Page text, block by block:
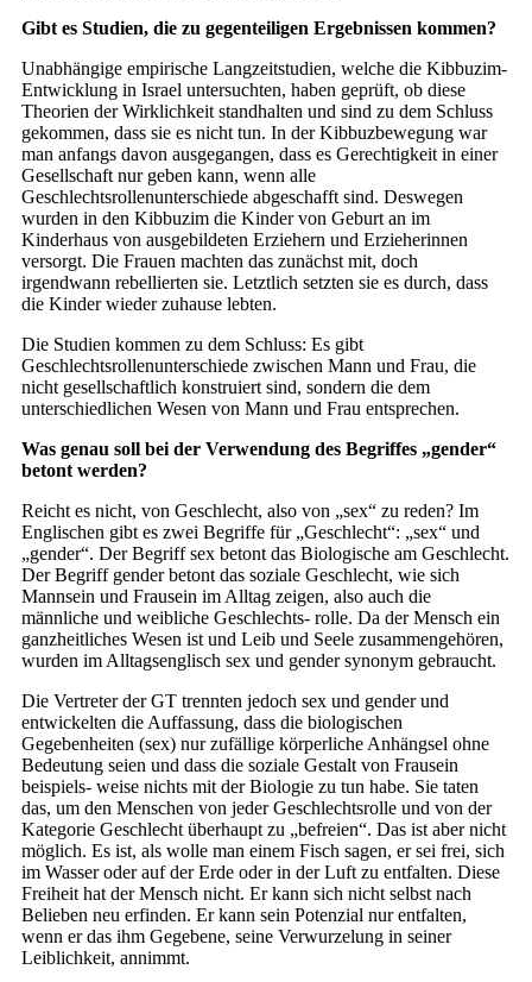
Gibt es Studien, die zu gegenteiligen Ergebnissen kommen?
Unabhängige empirische Langzeitstudien, welche die Kibbuzim-
Entwicklung in Israel untersuchten, haben geprüft, ob diese
Theorien der Wirklichkeit standhalten und sind zu dem Schluss
gekommen, dass sie es nicht tun. In der Kibbuzbewegung war
man anfangs davon ausgegangen, dass es Gerechtigkeit in einer
Gesellschaft nur geben kann, wenn alle
Geschlechtsrollenunterschiede abgeschafft sind. Deswegen
wurden in den Kibbuzim die Kinder von Geburt an im
Kinderhaus von ausgebildeten Erziehern und Erzieherinnen
versorgt. Die Frauen machten das zunächst mit, doch
irgendwann rebellierten sie. Letztlich setzten sie es durch, dass
die Kinder wieder zuhause lebten.
Die Studien kommen zu dem Schluss: Es gibt
Geschlechtsrollenunterschiede zwischen Mann und Frau, die
nicht gesellschaftlich konstruiert sind, sondern die dem
unterschiedlichen Wesen von Mann und Frau entsprechen.
Was genau soll bei der Verwendung des Begriffes „gender“
betont werden?
Reicht es nicht, von Geschlecht, also von „sex“ zu reden? Im
Englischen gibt es zwei Begriffe für „Geschlecht“: „sex“ und
„gender“. Der Begriff sex betont das Biologische am Geschlecht.
Der Begriff gender betont das soziale Geschlecht, wie sich
Mannsein und Frausein im Alltag zeigen, also auch die
männliche und weibliche Geschlechts- rolle. Da der Mensch ein
ganzheitliches Wesen ist und Leib und Seele zusammengehören,
wurden im Alltagsenglisch sex und gender synonym gebraucht.
Die Vertreter der GT trennten jedoch sex und gender und
entwickelten die Auffassung, dass die biologischen
Gegebenheiten (sex) nur zufällige körperliche Anhängsel ohne
Bedeutung seien und dass die soziale Gestalt von Frausein
beispiels- weise nichts mit der Biologie zu tun habe. Sie taten
das, um den Menschen von jeder Geschlechtsrolle und von der
Kategorie Geschlecht überhaupt zu „befreien“. Das ist aber nicht
möglich. Es ist, als wolle man einem Fisch sagen, er sei frei, sich
im Wasser oder auf der Erde oder in der Luft zu entfalten. Diese
Freiheit hat der Mensch nicht. Er kann sich nicht selbst nach
Belieben neu erfinden. Er kann sein Potenzial nur entfalten,
wenn er das ihm Gegebene, seine Verwurzelung in seiner
Leiblichkeit, annimmt.